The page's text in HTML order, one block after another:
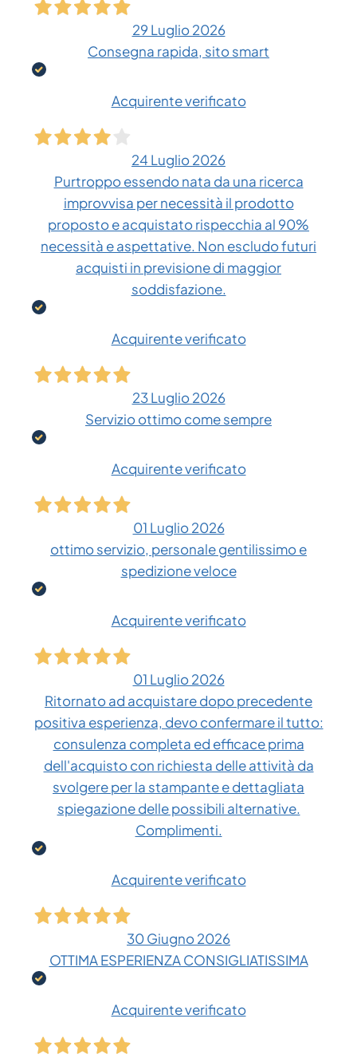
29 Luglio 2026
Consegna rapida, sito smart
Acquirente verificato
24 Luglio 2026
Purtroppo essendo nata da una ricerca
improvvisa per necessità il prodotto
proposto e acquistato rispecchia al 90%
necessità e aspettative. Non escludo futuri
acquisti in previsione di maggior
soddisfazione.
Acquirente verificato
23 Luglio 2026
Servizio ottimo come sempre
Acquirente verificato
01 Luglio 2026
ottimo servizio, personale gentilissimo e
spedizione veloce
Acquirente verificato
01 Luglio 2026
Ritornato ad acquistare dopo precedente
positiva esperienza, devo confermare il tutto:
consulenza completa ed efficace prima
dell'acquisto con richiesta delle attività da
svolgere per la stampante e dettagliata
spiegazione delle possibili alternative.
Complimenti.
Acquirente verificato
30 Giugno 2026
OTTIMA ESPERIENZA CONSIGLIATISSIMA
Acquirente verificato